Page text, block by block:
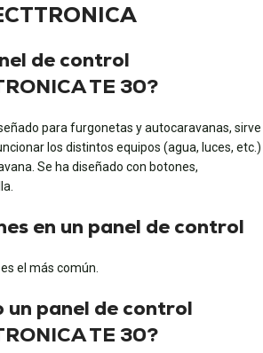
de control
TE 30?
para furgonetas y autocaravanas, sirve
los distintos equipos (agua, luces, etc.)
Se ha diseñado con botones,
en un panel de control
el más común.
un panel de control
TE 30?